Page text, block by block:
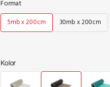
Format
5mb x 200cm 30mb x 200cm
Kolor